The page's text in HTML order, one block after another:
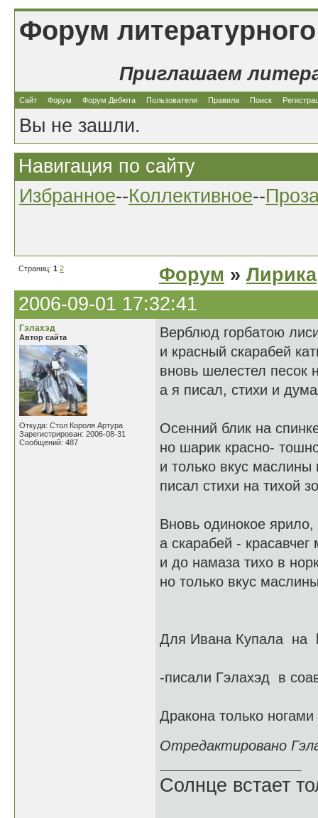
Форум
Приглашаем
Сайт Форум Форум Дебюта Пользователи Правила Поиск
Вы не зашли.
Навигация по сайту
Избранное--Коллективное--
Страниц: 1 2 Форум » Лирика
2006-09-01 17:32:41
Гэлахэд
Автор сайта
Откуда: Стол Короля Артура
Зарегистрирован: 2006-08-31
Сообщений: 487
Верблюд горбатою
и красный скарабей
вновь шелестел песок
а я писал, стихи и
Осенний блик на
но шарик красно-
и только вкус
писал стихи на тихой
Вновь одинокое
а скарабей -
и до намаза тихо в
но только вкус
Для Ивана Купала на
-писали Гэлахэд в
Дракона только
Отредактировано
Солнце встает